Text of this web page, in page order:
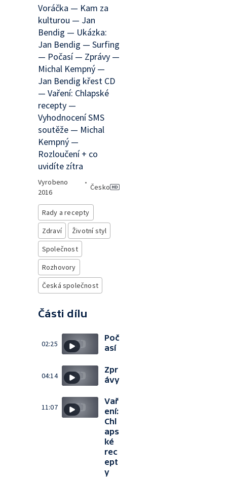
Voráčka — Kam za
kulturou — Jan
Bendig — Ukázka:
Jan Bendig — Surfing
— Počasí — Zprávy —
Michal Kempný —
Jan Bendig křest CD
— Vaření: Chlapské
recepty —
Vyhodnocení SMS
soutěže — Michal
Kempný —
Rozloučení + co
uvidíte zítra
Vyrobeno
2016
•
Česko
Rady a recepty
Zdraví
Životní styl
Společnost
Rozhovory
Česká společnost
Části dílu
02:25
Poč
así
04:14
Zpr
ávy
11:07
Vař
ení:
Chl
aps
ké
rec
ept
y